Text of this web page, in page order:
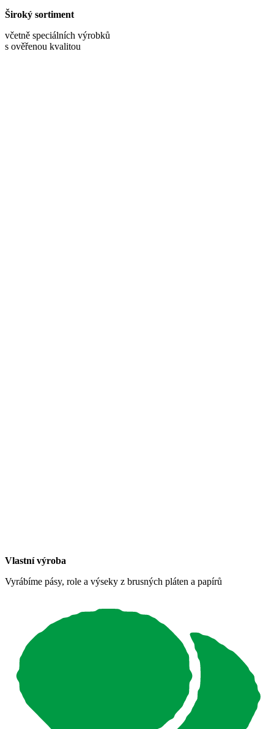
Široký sortiment
včetně speciálních výrobků
s ověřenou kvalitou
Vlastní výroba
Vyrábíme pásy, role a výseky z brusných pláten a papírů